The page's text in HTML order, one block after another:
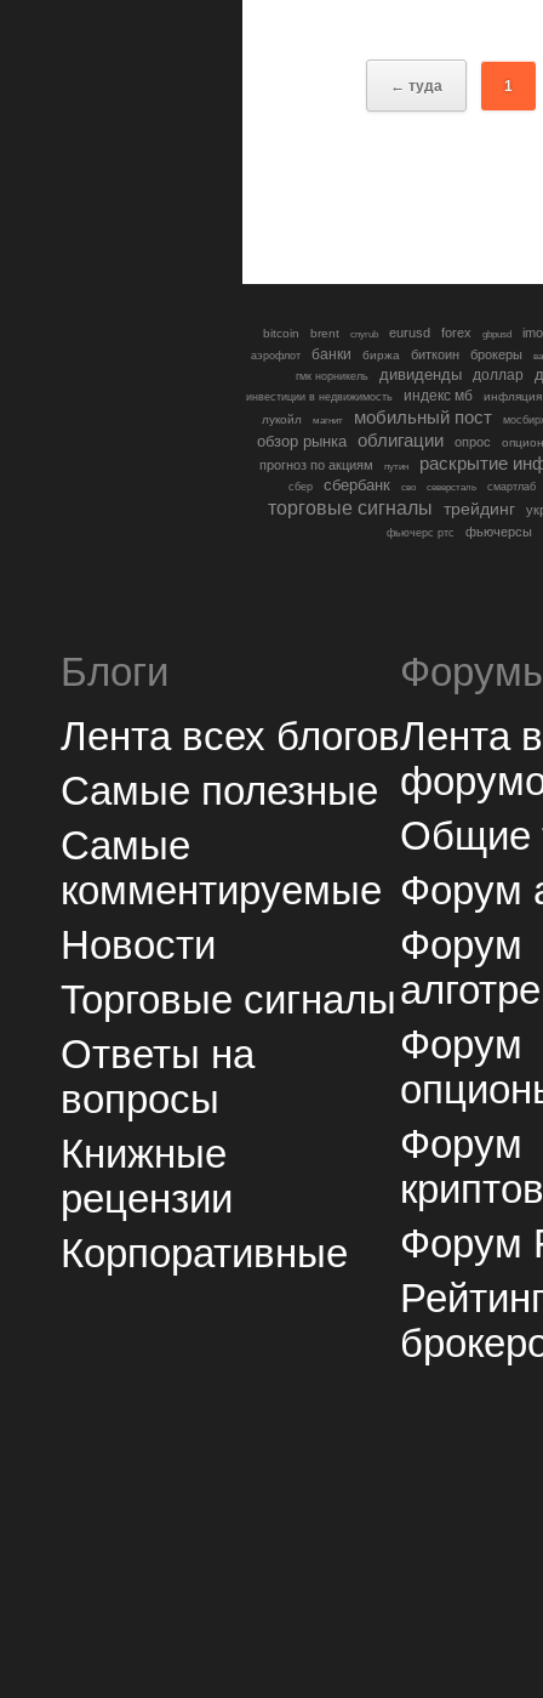
← туда 1
bitcoin brent cnyrub eurusd forex gbpusd
аэрофлот банки биржа биткоин брокеры
гмк норникель
дивиденды доллар
инвестиции в недвижимость индекс мб
инфляция
лукойл
магнит мобильный пост
обзор рынка облигации опрос
прогноз по акциям путин раскрытие
сбер сбербанк сво северсталь смартлаб
торговые сигналы трейдинг
фьючерс ртс фьючерсы
Блоги
Лента всех блогов
Самые полезные
Самые
комментируемые
Новости
Торговые сигналы
Ответы на
вопросы
Книжные
рецензии
Корпоративные
Лента
Общие
Форум
Форум
Форум
Форум
Форум